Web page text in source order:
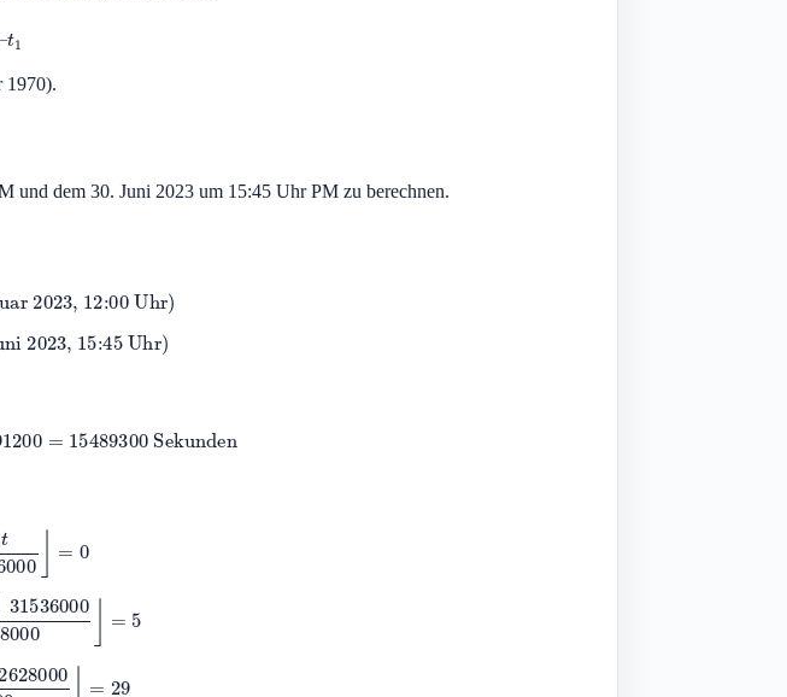
1
1970).
und dem 30. Juni 2023 um 15:45 Uhr PM zu berechnen.
2023, 12:00 Uhr)
2023, 15:45 Uhr)
= 15489300Sekunden
⌋
2628000
86400